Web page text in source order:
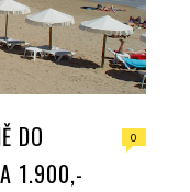
DO
1.900,-
0